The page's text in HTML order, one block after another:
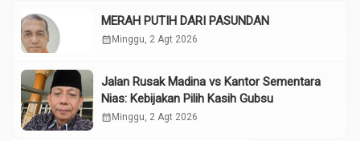
MERAH PUTIH DARI PASUNDAN
calendar_monthMinggu, 2 Agt 2026
Jalan Rusak Madina vs Kantor Sementara
Nias: Kebijakan Pilih Kasih Gubsu
calendar_monthMinggu, 2 Agt 2026